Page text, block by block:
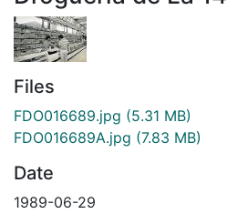
Files
FDO016689.jpg (5.31 MB)
FDO016689A.jpg (7.83 MB)
Date
1989-06-29